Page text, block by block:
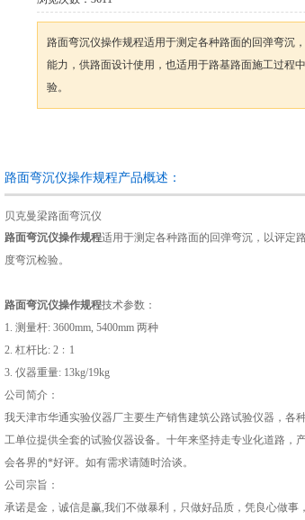
路面弯沉仪操作规程适用于测定各种路面的回弹弯沉
能力，供路面设计使用，也适用于路基路面施工过程
验。
路面弯沉仪操作规程产品概述：
贝克曼梁路面弯沉仪
路面弯沉仪操作规程适用于测定各种路面的回弹弯沉，以评定
度弯沉检验。
路面弯沉仪操作规程技术参数：
1. 测量杆: 3600mm, 5400mm 两种
2. 杠杆比: 2﹕1
3. 仪器重量: 13kg/19kg
公司简介：
我天津市华通实验仪器厂主要生产销售建筑公路试验仪器，各
工单位提供全套的试验仪器设备。十年来坚持走专业化道路，
会各界的*好评。如有需求请随时洽谈。
公司宗旨：
承诺是金，诚信是赢,我们不做暴利，只做好品质，凭良心做